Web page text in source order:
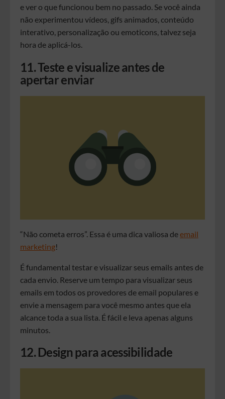
e ver o que funcionou bem no passado. Se você ainda
não experimentou vídeos, gifs animados, conteúdo
interativo, personalização ou emoticons, talvez seja
hora de aplicá-los.
11. Teste e visualize antes de
apertar enviar
“Não cometa erros”. Essa é uma dica valiosa deemail
marketing!
É fundamental testar e visualizar seus emails antes de
cada envio. Reserve um tempo para visualizar seus
emails em todos os provedores de email populares e
envie a mensagem para você mesmo antes que ela
alcance toda a sua lista. É fácil e leva apenas alguns
minutos.
12. Design para acessibilidade